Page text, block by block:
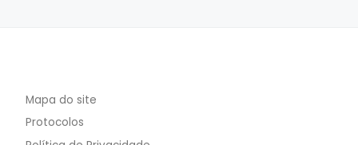
Mapa do site
Protocolos